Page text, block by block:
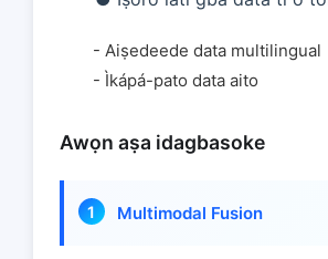
- Aiṣedeede data multilingual
- Ìkápá-pato data aito
Awọn aṣa idagbasoke
Multimodal Fusion